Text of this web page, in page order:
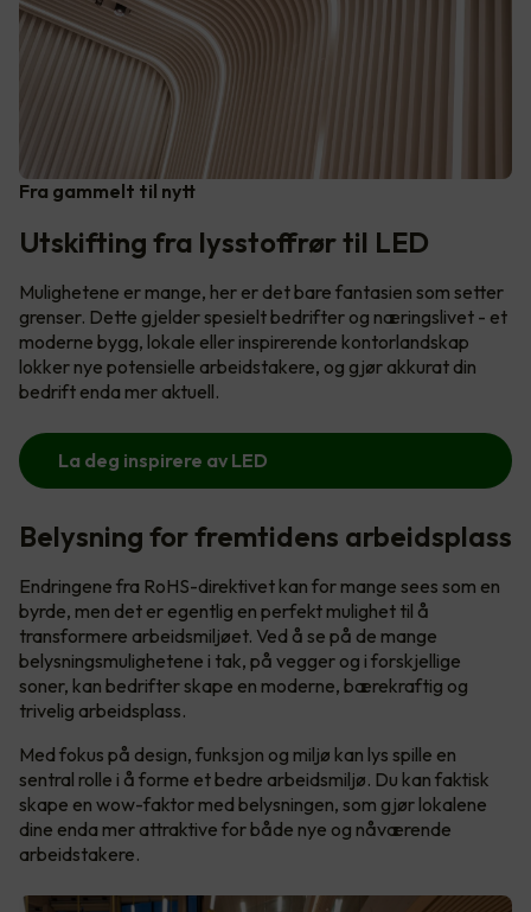
Fra gammelt til nytt
Utskifting fra lysstoffrør til LED
Mulighetene er mange, her er det bare fantasien som setter
grenser. Dette gjelder spesielt bedrifter og næringslivet - et
moderne bygg, lokale eller inspirerende kontorlandskap
lokker nye potensielle arbeidstakere, og gjør akkurat din
bedrift enda mer aktuell.
La deg inspirere av LED
Belysning for fremtidens arbeidsplass
Endringene fra RoHS-direktivet kan for mange sees som en
byrde, men det er egentlig en perfekt mulighet til å
transformere arbeidsmiljøet. Ved å se på de mange
belysningsmulighetene i tak, på vegger og i forskjellige
soner, kan bedrifter skape en moderne, bærekraftig og
trivelig arbeidsplass.
Med fokus på design, funksjon og miljø kan lys spille en
sentral rolle i å forme et bedre arbeidsmiljø. Du kan faktisk
skape en wow-faktor med belysningen, som gjør lokalene
dine enda mer attraktive for både nye og nåværende
arbeidstakere.